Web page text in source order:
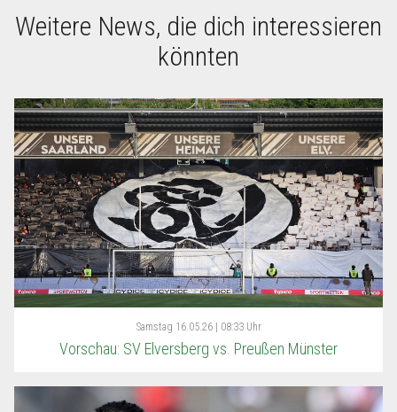
Weitere News, die dich interessieren
könnten
Samstag 16.05.26 | 08:33 Uhr
Vorschau: SV Elversberg vs. Preußen Münster